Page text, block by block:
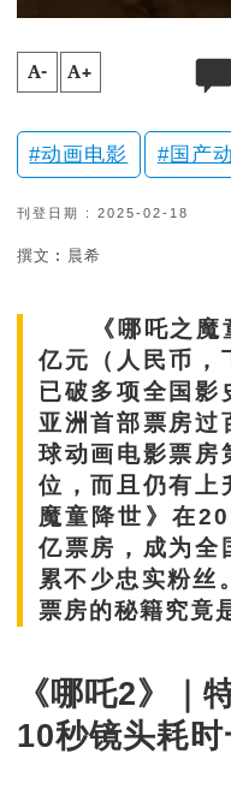
A- A+
动画电影 国产
刊登日期 : 2025-02-18
撰文︰晨希
《哪吒之魔
亿元（人民币，
已破多项全国影
亚洲首部票房过
球动画电影票房
位，而且仍有上
魔童降世》在
亿票房，成为全
累不少忠实粉丝
票房的秘籍究竟
《哪吒2》｜
10秒镜头耗时